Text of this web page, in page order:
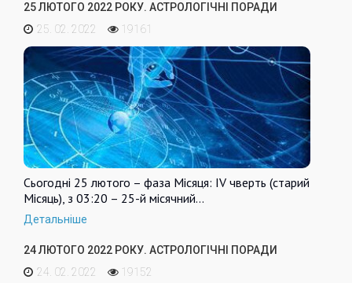
25 ЛЮТОГО 2022 РОКУ. АСТРОЛОГІЧНІ ПОРАДИ
25. 02. 2022
19161
Сьогодні 25 лютого – фаза Місяця: IV чверть (старий
Місяць), з 03:20 – 25-й місячний…
Детальніше
24 ЛЮТОГО 2022 РОКУ. АСТРОЛОГІЧНІ ПОРАДИ
24. 02. 2022
19152